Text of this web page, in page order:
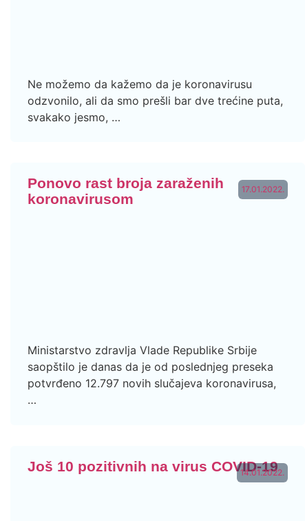
Ne možemo da kažemo da je koronavirusu
odzvonilo, ali da smo prešli bar dve trećine puta,
svakako jesmo, …
17.01.2022.
Ponovo rast broja zaraženih
koronavirusom
Ministarstvo zdravlja Vlade Republike Srbije
saopštilo je danas da je od poslednjeg preseka
potvrđeno 12.797 novih slučajeva koronavirusa,
…
14.01.2022.
Još 10 pozitivnih na virus COVID-19